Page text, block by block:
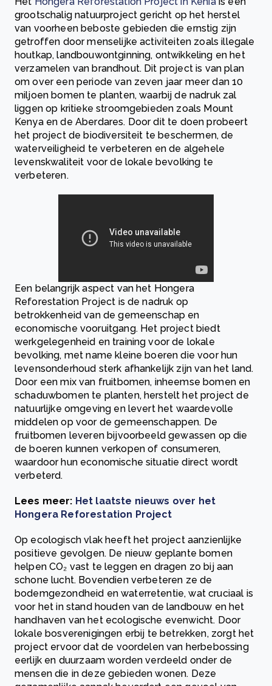
grootschalig natuurproject gericht op het herstel
van voorheen beboste gebieden die ernstig zijn
getroffen door menselijke activiteiten zoals illegale
houtkap, landbouwontginning, ontwikkeling en het
verzamelen van brandhout. Dit project is van plan
om over een periode van zeven jaar meer dan 10
miljoen bomen te planten, waarbij de nadruk zal
liggen op kritieke stroomgebieden zoals Mount
Kenya en de Aberdares. Door dit te doen probeert
het project de biodiversiteit te beschermen, de
waterveiligheid te verbeteren en de algehele
levenskwaliteit voor de lokale bevolking te
verbeteren.
Een belangrijk aspect van het Hongera
Reforestation Project is de nadruk op
betrokkenheid van de gemeenschap en
economische vooruitgang. Het project biedt
werkgelegenheid en training voor de lokale
bevolking, met name kleine boeren die voor hun
levensonderhoud sterk afhankelijk zijn van het land.
Door een mix van fruitbomen, inheemse bomen en
schaduwbomen te planten, herstelt het project de
natuurlijke omgeving en levert het waardevolle
middelen op voor de gemeenschappen. De
fruitbomen leveren bijvoorbeeld gewassen op die
de boeren kunnen verkopen of consumeren,
waardoor hun economische situatie direct wordt
verbeterd.
Lees meer: Het laatste nieuws over het
Hongera Reforestation Project
Op ecologisch vlak heeft het project aanzienlijke
positieve gevolgen. De nieuw geplante bomen
helpen CO₂ vast te leggen en dragen zo bij aan
schone lucht. Bovendien verbeteren ze de
bodemgezondheid en waterretentie, wat cruciaal is
voor het in stand houden van de landbouw en het
handhaven van het ecologische evenwicht. Door
lokale bosverenigingen erbij te betrekken, zorgt het
project ervoor dat de voordelen van herbebossing
eerlijk en duurzaam worden verdeeld onder de
mensen die in deze gebieden wonen. Deze